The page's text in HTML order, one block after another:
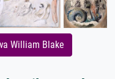
William Blake